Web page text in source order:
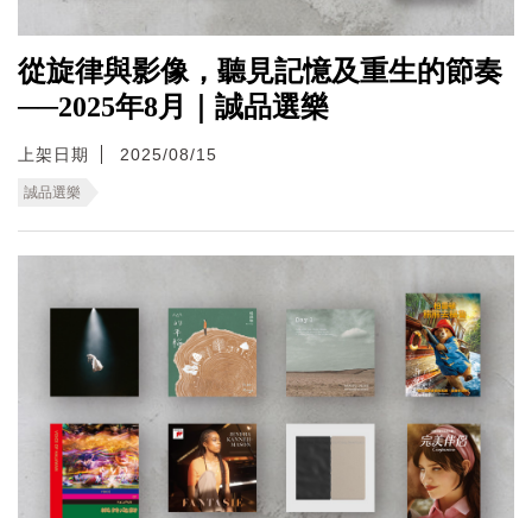
從旋律與影像，聽見記憶及重生的節奏
──2025年8月｜誠品選樂
上架日期 2025/08/15
誠品選樂